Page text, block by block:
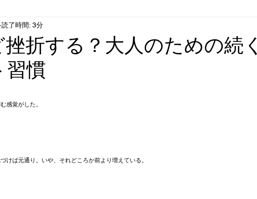
折する？大人のための続く
習慣
読了時間: 3分
感覚がした。
けば元通り。いや、それどころか前より増えている。